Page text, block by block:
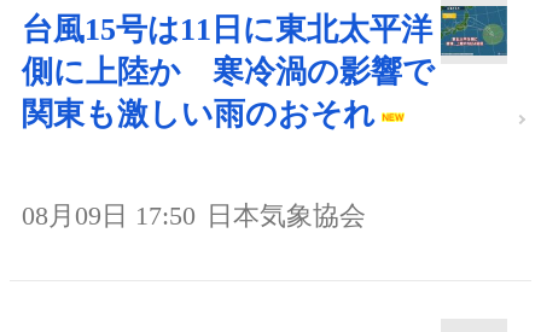
台風15号は11日に東北太平洋
側に上陸か 寒冷渦の影響で
関東も激しい雨のおそれ
08月09日 17:50 日本気象協会